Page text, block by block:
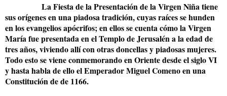
La Fiesta de la Presentación de la Virgen Niña tiene
sus orígenes en una piadosa tradición, cuyas raíces se hunden
en los evangelios apócrifos; en ellos se cuenta cómo la Virgen
María fue presentada en el Templo de Jerusalén a la edad de
tres años, viviendo allí con otras doncellas y piadosas mujeres.
Todo esto se viene conmemorando en Oriente desde el siglo VI
y hasta habla de ello el Emperador Miguel Comeno en una
Constitución de de 1166.